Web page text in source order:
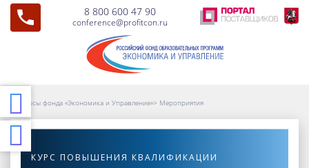
8 800 600 47 90
conference@profitcon.ru
Курсы фонда «Экономика и Управление»> Мероприятия
КУРС ПОВЫШЕНИЯ КВАЛИФИКАЦИИ